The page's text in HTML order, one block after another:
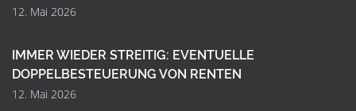
12. Mai 2026
IMMER WIEDER STREITIG: EVENTUELLE
DOPPELBESTEUERUNG VON RENTEN
12. Mai 2026